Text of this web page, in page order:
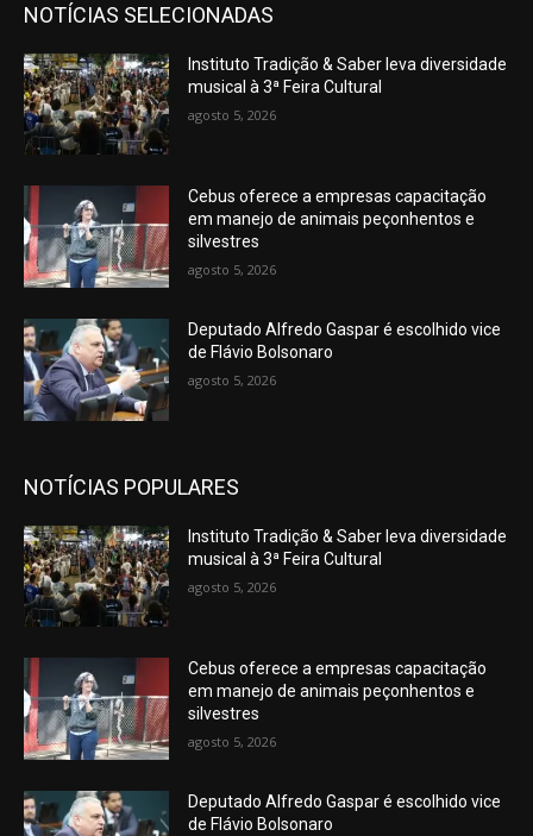
NOTÍCIAS SELECIONADAS
Instituto Tradição & Saber leva diversidade
musical à 3ª Feira Cultural
agosto 5, 2026
Cebus oferece a empresas capacitação
em manejo de animais peçonhentos e
silvestres
agosto 5, 2026
Deputado Alfredo Gaspar é escolhido vice
de Flávio Bolsonaro
agosto 5, 2026
NOTÍCIAS POPULARES
Instituto Tradição & Saber leva diversidade
musical à 3ª Feira Cultural
agosto 5, 2026
Cebus oferece a empresas capacitação
em manejo de animais peçonhentos e
silvestres
agosto 5, 2026
Deputado Alfredo Gaspar é escolhido vice
de Flávio Bolsonaro